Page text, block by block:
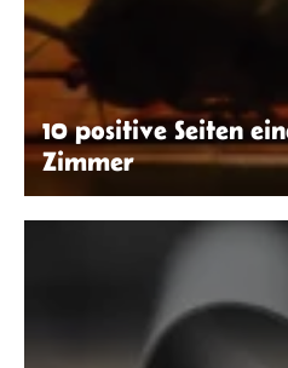
10 positive Seiten
Zimmer